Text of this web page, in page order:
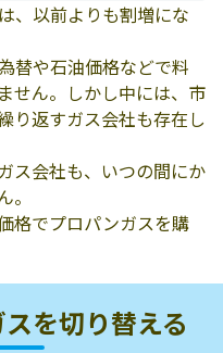
、以前よりも割増にな
替や石油価格などで料
せん。しかし中には、市
り返すガス会社も存在し
ス会社も、いつの間にか
格でプロパンガスを購
を切り替える